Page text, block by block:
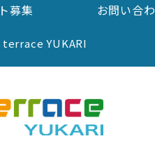
募集 お問い合
YUKARI